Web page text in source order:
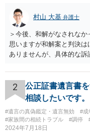
村山 大基 弁護士
＞今後、和解がなされな
思いますが和解案と判決
ありませんが、具体的な
わかっている代理人弁護
ってみましょう。 その上
決は（ケースによって程
す。 金額は適当ですが、
になりそうな場合、 その
判決と変わらないなら払う
2
公正証書遺言書
相談したいです。
#遺言の真偽鑑定・遺言無効 #成
#家族間の相続トラブル
#調停
2024年7月18日